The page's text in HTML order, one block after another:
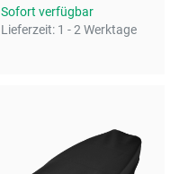
Sofort verfügbar
Lieferzeit: 1 - 2 Werktage